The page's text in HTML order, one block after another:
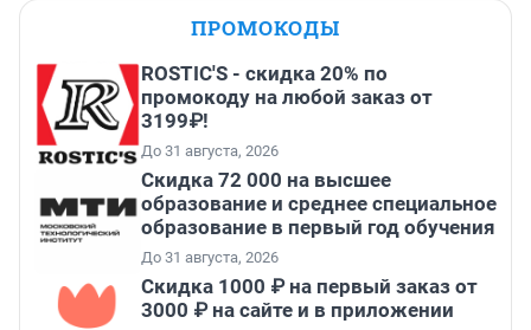
ПРОМОКОДЫ
ROSTIC'S - скидка 20% по
промокоду на любой заказ от
3199₽!
До 31 августа, 2026
Скидка 72 000 на высшее
образование и среднее специальное
образование в первый год обучения
До 31 августа, 2026
Скидка 1000 ₽ на первый заказ от
3000 ₽ на сайте и в приложении